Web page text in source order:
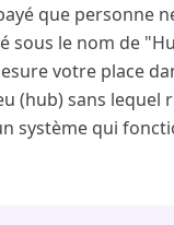
que personne
sous le nom de
votre place
(hub) sans lequel
système qui